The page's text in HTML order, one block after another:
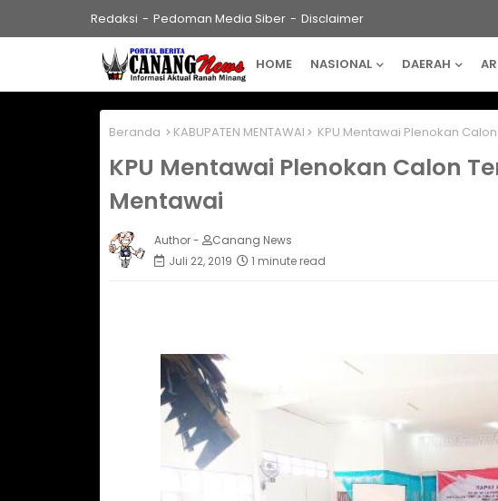
Redaksi Pedoman Media Siber Disclaimer
HOME NASIONAL DAERAH
Beranda KABUPATEN MENTAWAI KPU Mentawai Plenokan
KPU Mentawai Plenokan Calon
Mentawai
Author -
Canang News
Juli 22, 2019
1 minute read